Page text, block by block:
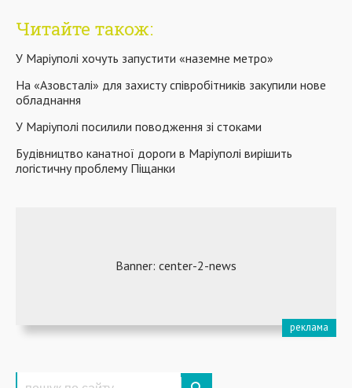
Читайте також:
У Маріуполі хочуть запустити «наземне метро»
На «Азовсталі» для захисту співробітників закупили нове
обладнання
У Маріуполі посилили поводження зі стоками
Будівництво канатної дороги в Маріуполі вирішить
логістичну проблему Піщанки